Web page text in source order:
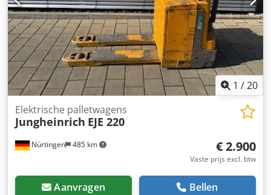
1 /20
Nürtingen 485 km
Elektrische palletwagens
Jungheinrich EJE 220
€ 2.900
Vaste prijs excl. btw
Aanvragen Bellen